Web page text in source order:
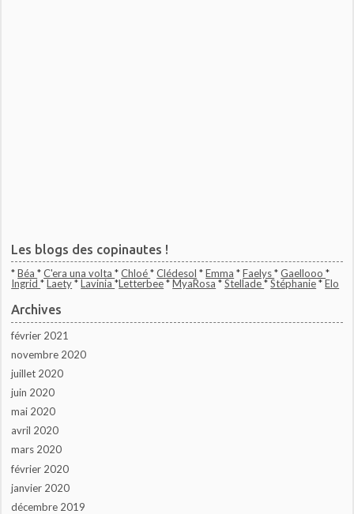
Les blogs des copinautes !
*Béa*C'era una volta*Chloé*Clédesol *Emma *Faelys*Gaellooo*
Ingrid*Laety*Lavinia*Letterbee*MyaRosa *Stellade*Stéphanie*Elo
Archives
février 2021
novembre 2020
juillet 2020
juin 2020
mai 2020
avril 2020
mars 2020
février 2020
janvier 2020
décembre 2019